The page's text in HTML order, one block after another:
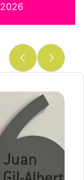
2026